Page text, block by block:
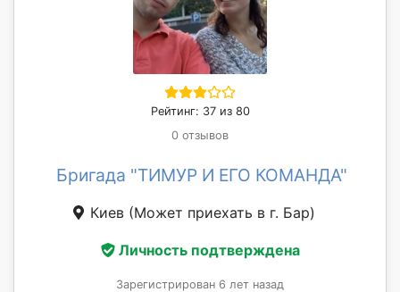
Рейтинг: 37 из 80
0 отзывов
Бригада "ТИМУР И ЕГО КОМАНДА"
Киев (Может приехать в г. Бар)
Личность подтверждена
Зарегистрирован 6 лет назад